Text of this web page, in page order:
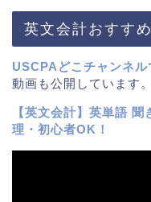
英文会計おすす
USCPAどこチャンネル
動画も公開しています。
【英文会計】英単語
理・初心者OK！